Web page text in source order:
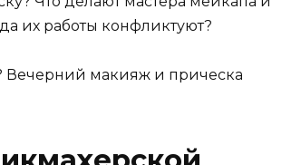
их работы конфликтуют?